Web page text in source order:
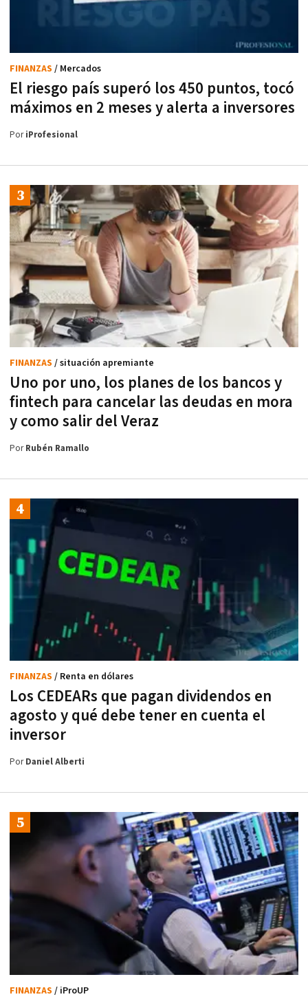
El riesgo país superó los 450 puntos, tocó
máximos en 2 meses y alerta a inversores
FINANZAS / Mercados
PoriProfesional
Uno por uno, los planes de los bancos y
fintech para cancelar las deudas en mora
y como salir del Veraz
FINANZAS / situación apremiante
PorRubén Ramallo
Los CEDEARs que pagan dividendos en
agosto y qué debe tener en cuenta el
inversor
FINANZAS / Renta en dólares
PorDaniel Alberti
FINANZAS / iProUP